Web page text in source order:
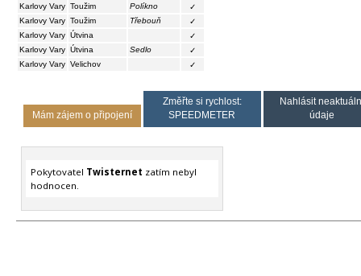
Karlovy Vary Toužim Políkno
✓
Karlovy Vary Toužim Třebouň
✓
Karlovy Vary Útvina
✓
Karlovy Vary Útvina Sedlo
✓
Karlovy Vary Velichov ✓
Mám zájem o připojení
Změřte si rychlost:
SPEEDMETER
Nahlásit
údaje
Pokytovatel Twisternet zatím nebyl
hodnocen.